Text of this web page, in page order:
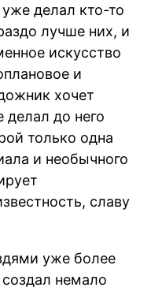
делал кто-то
лучше них, и
искусство
и
хочет
делал до него
только одна
и необычного
славу
уже более
немало